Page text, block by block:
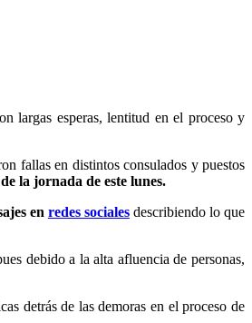
largas esperas, lentitud en el proceso y
fallas en distintos consulados y puestos
la jornada de este lunes.
en redes socialesdescribiendo lo que
debido a la alta afluencia de personas,
detrás de las demoras en el proceso de